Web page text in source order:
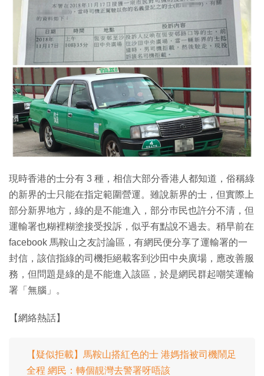
現時香港的士分有 3 種，相信大部分香港人都知道，俗稱綠
的新界的士只能在指定範圍營運。雖說新界的士，但實際上
部分新界地方，綠的是不能進入，部分巿民也許分不清，但
運輸署也糊裡糊塗接受投訴，似乎有點說不過去。稍早前在
facebook 馬鞍山之友討論區，有網民便分享了運輸署的一
封信，該信指綠的司機拒絕載客到沙田中央廣場，應改善服
務，但問題是綠的是不能進入該區，於是網民群起嘲笑運輸
署「無腦」。
【網絡熱話】
【疑似拒載】馬鞍山搭紅色的士 港媽指被司機鬧足
全程 網民：轉個靚灣去警署呀唔該